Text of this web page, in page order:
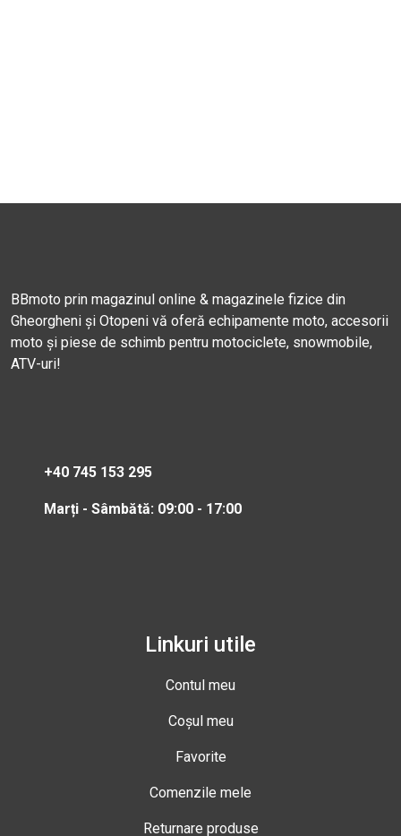
BBmoto prin magazinul online & magazinele fizice din
Gheorgheni și Otopeni vă oferă echipamente moto, accesorii
moto și piese de schimb pentru motociclete, snowmobile,
ATV-uri!
+40 745 153 295
Marți - Sâmbătă: 09:00 - 17:00
Linkuri utile
Contul meu
Coșul meu
Favorite
Comenzile mele
Returnare produse